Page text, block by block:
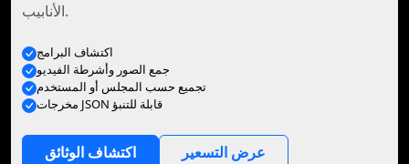
الأنابيب.
اكتشاف البرامج
جمع الصور وأشرطة الفيديو
تجميع حسب المجلس أو المستخدم
مخرجات JSON قابلة للتنبؤ
اكتشاف الوثائق عرض التسعير